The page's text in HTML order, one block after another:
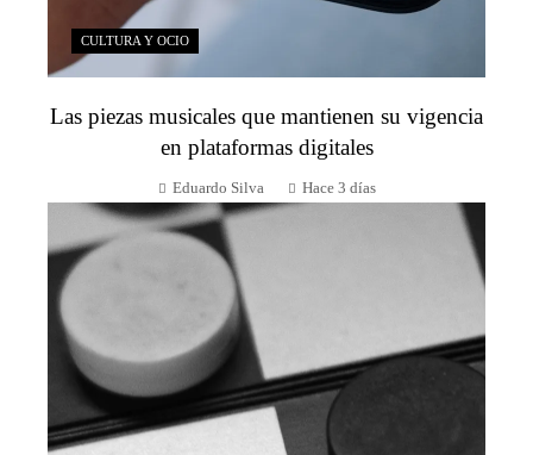
CULTURA Y OCIO
Las piezas musicales que mantienen su vigencia
en plataformas digitales
Eduardo Silva Hace 3 días